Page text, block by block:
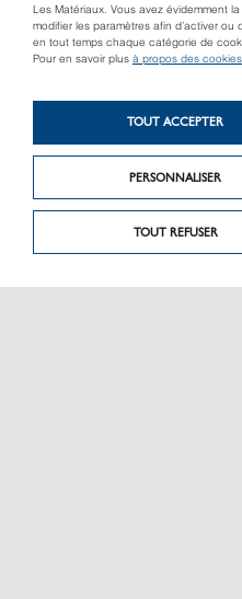
Les Matériaux. Vous avez évidemment
modifier les paramètres afin d’activer ou
en tout temps chaque catégorie de
Pour en savoir plus à propos des cookies
TOUT REFUSER
PERSONNALISER
TOUT ACCEPTER
Pigamon